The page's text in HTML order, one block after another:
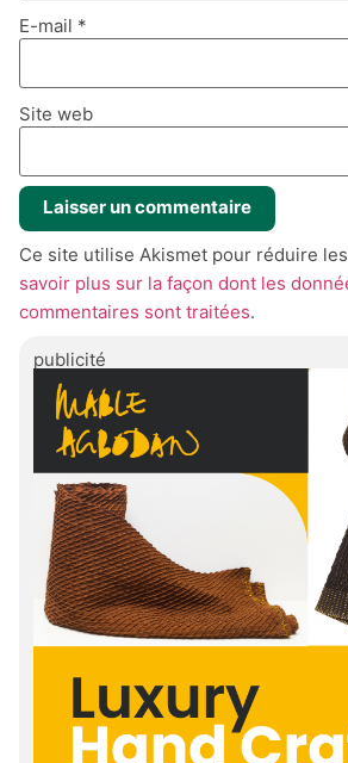
E-mail *
Site web
Ce site utilise Akismet pour réduire
savoir plus sur la façon dont les
commentaires sont traitées.
publicité